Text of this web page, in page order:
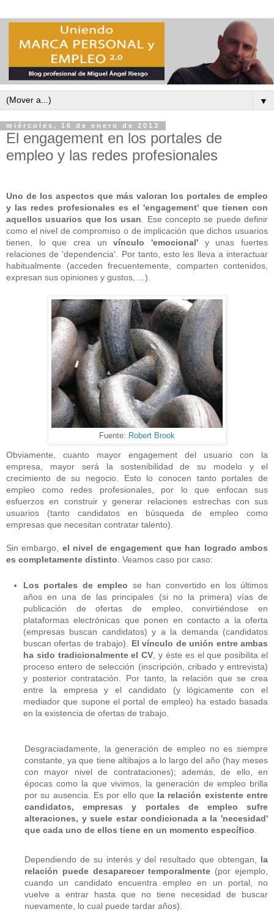
▼
miércoles, 16 de enero de 2013
El engagement en los portales de
empleo y las redes profesionales
Uno de los aspectos que más valoran los portales de empleo
y las redes profesionales es el 'engagement' que tienen con
aquellos usuarios que los usan. Ese concepto se puede definir
como el nivel de compromiso o de implicación que dichos usuarios
tienen, lo que crea unvínculo 'emocional' y unas fuertes
relaciones de 'dependencia'. Por tanto, esto les lleva a interactuar
habitualmente (acceden frecuentemente, comparten contenidos,
expresan sus opiniones y gustos, ...).
Fuente: Robert Brook
Obviamente, cuanto mayor engagement del usuario con la
empresa, mayor será la sostenibilidad de su modelo y el
crecimiento de su negocio. Esto lo conocen tanto portales de
empleo como redes profesionales, por lo que enfocan sus
esfuerzos en construir y generar relaciones estrechas con sus
usuarios (tanto candidatos en búsqueda de empleo como
empresas que necesitan contratar talento).
Sin embargo, el nivel de engagement que han logrado ambos
es completamente distinto . Veamos caso por caso:
Los portales de empleo se han convertido en los últimos
años en una de las principales (si no la primera) vías de
publicación de ofertas de empleo, convirtiéndose en
plataformas electrónicas que ponen en contacto a la oferta
(empresas buscan candidatos) y a la demanda (candidatos
buscan ofertas de trabajo). El vínculo de unión entre ambas
ha sido tradicionalmente el CV , y éste es el que posibilita el
proceso entero de selección (inscripción, cribado y entrevista)
y posterior contratación. Por tanto, la relación que se crea
entre la empresa y el candidato (y lógicamente con el
mediador que supone el portal de empleo) ha estado basada
en la existencia de ofertas de trabajo.
Desgraciadamente, la generación de empleo no es siempre
constante, ya que tiene altibajos a lo largo del año (hay meses
con mayor nivel de contrataciones); además, de ello, en
épocas como la que vivimos, la generación de empleo brilla
por su ausencia. Es por ello que la relación existente entre
candidatos, empresas y portales de empleo sufre
alteraciones, y suele estar condicionada a la 'necesidad'
que cada uno de ellos tiene en un momento específico
Dependiendo de su interés y del resultado que obtengan, la
relación puede desaparecer temporalmente (por ejemplo,
cuando un candidato encuentra empleo en un portal, no
vuelve a entrar hasta que no tiene necesidad de buscar
nuevamente, lo cual puede tardar años).